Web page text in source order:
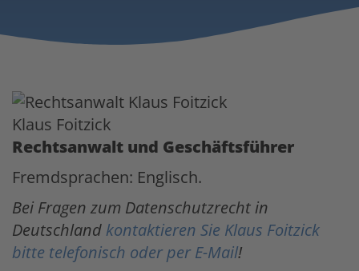
Klaus Foitzick
Rechtsanwalt und Geschäftsführer
Fremdsprachen: Englisch.
Bei Fragen zum Datenschutzrecht in
Deutschland kontaktieren Sie Klaus Foitzick
bitte telefonisch oder per E-Mail!